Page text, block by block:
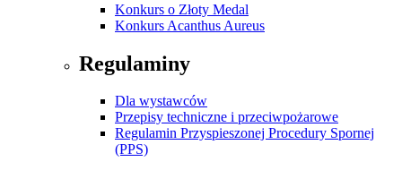
Konkurs o Złoty Medal
Konkurs Acanthus Aureus
Regulaminy
Dla wystawców
Przepisy techniczne i przeciwpożarowe
Regulamin Przyspieszonej Procedury Spornej
(PPS)